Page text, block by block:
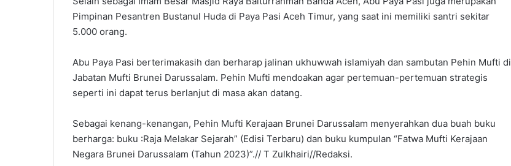
Pimpinan Pesantren Bustanul Huda di Paya Pasi Aceh Timur, yang saat ini memiliki santri sekitar
5.000 orang.
Abu Paya Pasi berterimakasih dan berharap jalinan ukhuwwah islamiyah dan sambutan Pehin Mufti di
Jabatan Mufti Brunei Darussalam. Pehin Mufti mendoakan agar pertemuan-pertemuan strategis
seperti ini dapat terus berlanjut di masa akan datang.
Sebagai kenang-kenangan, Pehin Mufti Kerajaan Brunei Darussalam menyerahkan dua buah buku
berharga: buku :Raja Melakar Sejarah” (Edisi Terbaru) dan buku kumpulan “Fatwa Mufti Kerajaan
Negara Brunei Darussalam (Tahun 2023)”.// T Zulkhairi//Redaksi.